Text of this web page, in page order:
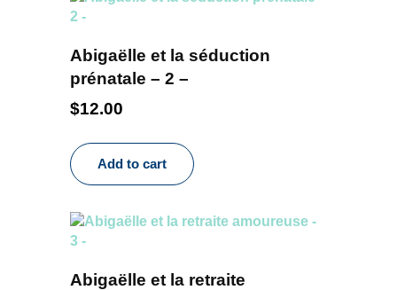
Abigaëlle et la séduction
prénatale – 2 –
$12.00
Add to cart
Abigaëlle et la retraite